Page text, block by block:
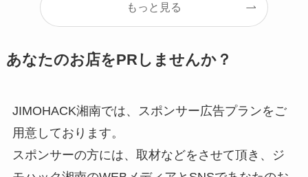
もっと見る
あなたのお店をPRしませんか？
JIMOHACK湘南では、スポンサー広告プランをご
用意しております。
スポンサーの方には、取材などをさせて頂き、ジ